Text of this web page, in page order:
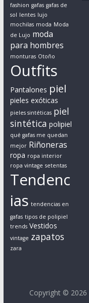
e
r
e
s
r
e
a
l
e
s
c
o
n
c
u
e
r
p
o
s
y
fashion gafas gafas de
sol lentes lujo
mochilas moda Moda
de Lujo moda
para hombres
monturas Otoño
Outfits
Pantalones piel
pieles exóticas
pieles sintéticas piel
sintética polipiel
qué gafas me quedan
mejor Riñoneras
ropa ropa interior
ropa vintage setentas
Tendenc
ias tendencias en
gafas tipos de polipiel
trends Vestidos
vintage zapatos
zara
Copyright © 2026